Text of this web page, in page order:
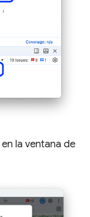
en la ventana de